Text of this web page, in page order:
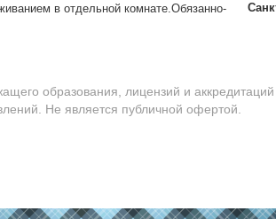
в от­дель­ной ком­на­те.Обя­зан­но­
образования, лицензий и аккредитаций
Не является публичной офертой.